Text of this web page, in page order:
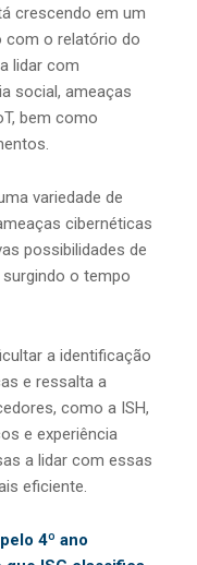
crescendo em um
com o relatório do
lidar com
social, ameaças
bem como
variedade de
cibernéticas
possibilidades de
o tempo
a identificação
e ressalta a
como a ISH,
e experiência
a lidar com essas
eficiente.
4º ano